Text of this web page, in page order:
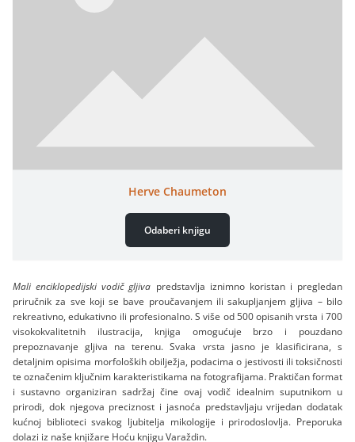
Herve Chaumeton
Odaberi knjigu
Mali enciklopedijski vodič gljiva predstavlja iznimno koristan i pregledan
priručnik za sve koji se bave proučavanjem ili sakupljanjem gljiva – bilo
rekreativno, edukativno ili profesionalno. S više od 500 opisanih vrsta i 700
visokokvalitetnih ilustracija, knjiga omogućuje brzo i pouzdano
prepoznavanje gljiva na terenu. Svaka vrsta jasno je klasificirana, s
detaljnim opisima morfoloških obilježja, podacima o jestivosti ili toksičnosti
te označenim ključnim karakteristikama na fotografijama. Praktičan format
i sustavno organiziran sadržaj čine ovaj vodič idealnim suputnikom u
prirodi, dok njegova preciznost i jasnoća predstavljaju vrijedan dodatak
kućnoj biblioteci svakog ljubitelja mikologije i prirodoslovlja. Preporuka
dolazi iz naše knjižare Hoću knjigu Varaždin.